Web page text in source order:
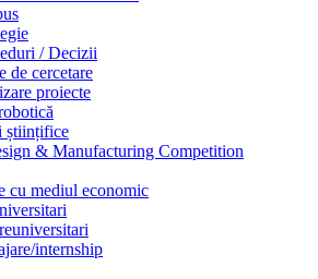
/ Decizii
de cercetare
proiecte
științifice
& Manufacturing Competition
cu mediul economic
internship